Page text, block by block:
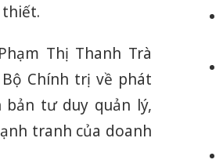
Thị Thanh Trà
Chính trị về phát
tư duy quản lý,
tranh của doanh